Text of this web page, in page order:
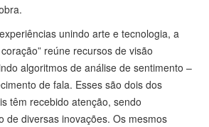
unindo arte e tecnologia, a
reúne recursos de visão
algoritmos de análise de sentimento –
de fala. Esses são dois dos
têm recebido atenção, sendo
de diversas inovações. Os mesmos